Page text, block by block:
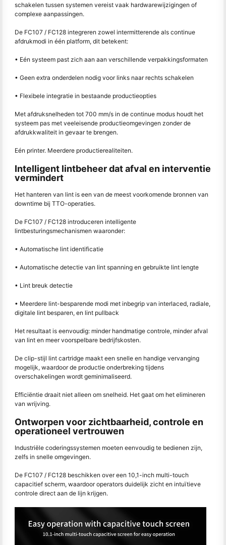
schakelen tussen systemen vereist vaak hardwarewijzigingen of
complexe aanpassingen.
De FC107 / FC128 integreren zowel intermitterende als continue
afdrukmodi in één platform, dit betekent:
• Eén systeem past zich aan aan verschillende verpakkingsformaten
• Geen extra onderdelen nodig voor links naar rechts schakelen
• Flexibele integratie in bestaande productieopties
Met afdruksnelheden tot 700 mm/s in de continue modus houdt het
systeem pas met veeleisende productieomgevingen zonder de
afdrukkwaliteit in gevaar te brengen.
Eén printer. Meerdere productierealiteiten.
Intelligent lintbeheer dat afval en interventie
vermindert
Het hanteren van lint is een van de meest voorkomende bronnen van
downtime bij TTO-operaties.
De FC107 / FC128 introduceren intelligente
lintbesturingsmechanismen waaronder:
• Automatische lint identificatie
• Automatische detectie van lint spanning en gebruikte lint lengte
• Lint breuk detectie
• Meerdere lint-besparende modi met inbegrip van interlaced, radiale,
digitale lint besparen, en lint pullback
Het resultaat is eenvoudig: minder handmatige controle, minder afval
van lint en meer voorspelbare bedrijfskosten.
De clip-stijl lint cartridge maakt een snelle en handige vervanging
mogelijk, waardoor de productie onderbreking tijdens
overschakelingen wordt geminimaliseerd.
Efficiëntie draait niet alleen om snelheid. Het gaat om het elimineren
van wrijving.
Ontworpen voor zichtbaarheid, controle en
operationeel vertrouwen
Industriële coderingssystemen moeten eenvoudig te bedienen zijn,
zelfs in snelle omgevingen.
De FC107 / FC128 beschikken over een 10,1-inch multi-touch
capacitief scherm, waardoor operators duidelijk zicht en intuïtieve
controle direct aan de lijn krijgen.